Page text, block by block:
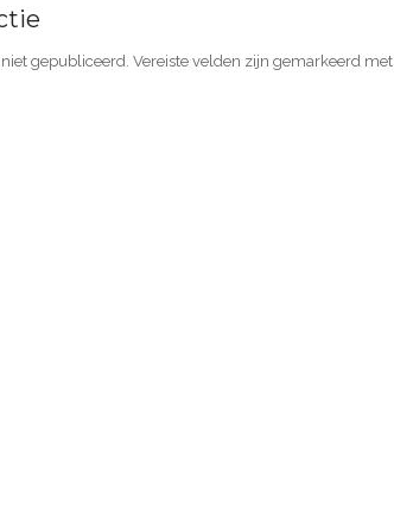
gepubliceerd. Vereiste velden zijn gemarkeerd met